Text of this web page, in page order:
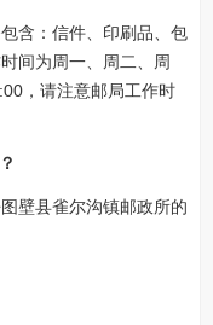
含：信件、印刷品、包
间为周一、周二、周
，请注意邮局工作时
壁县雀尔沟镇邮政所的